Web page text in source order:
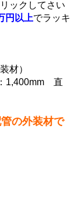
ックしてさい
円以上でラッキ
材）
1,400mm 直
の外装材で